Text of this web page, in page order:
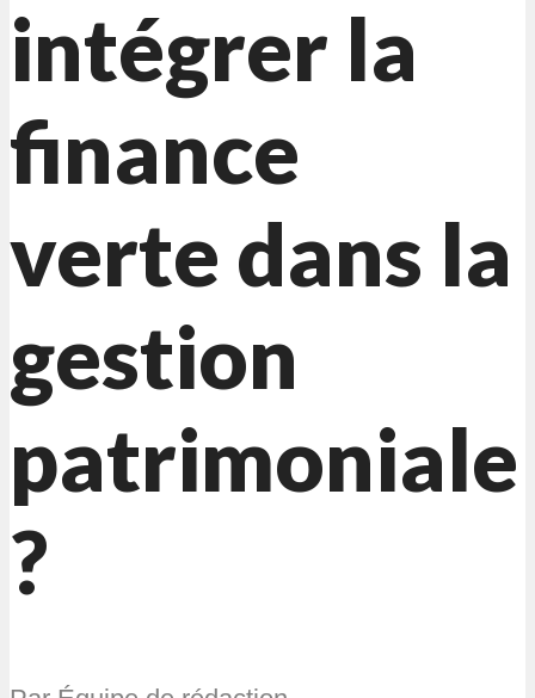
intégrer la
finance
verte dans la
gestion
patrimoniale
?